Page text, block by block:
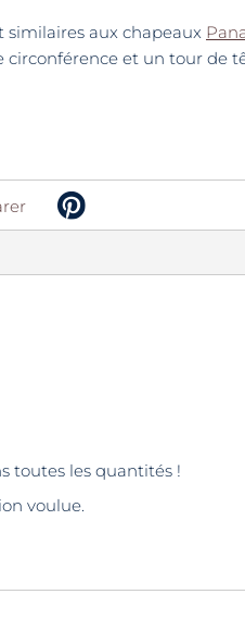
similaires aux chapeaux
circonférence et un tour de
toutes les quantités !
voulue.